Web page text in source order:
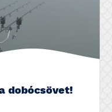
dobócsövet!